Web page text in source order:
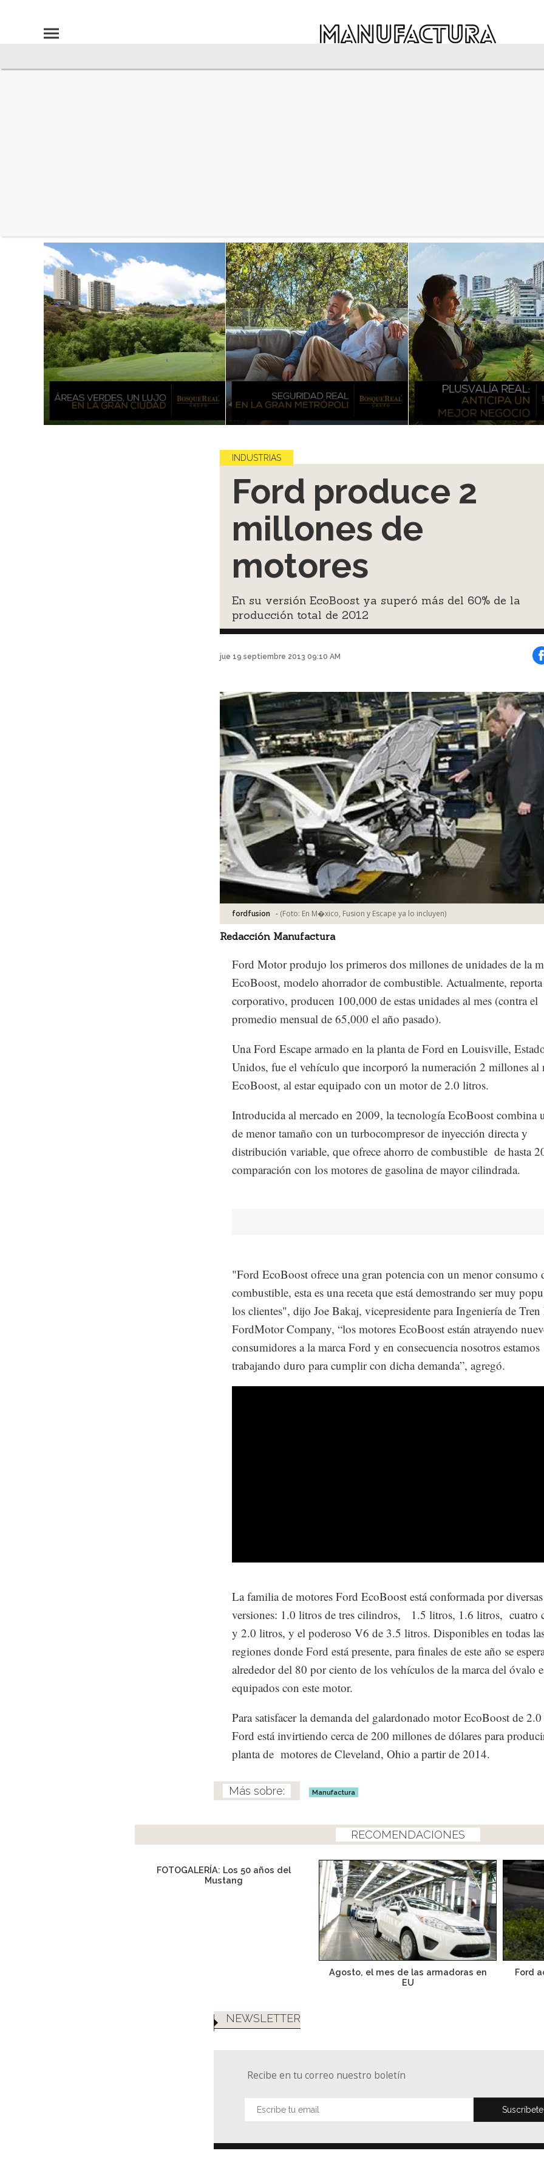
INDUSTRIAS
Ford produce 2
millones de
motores
En su versión EcoBoost ya superó más del 60% de la
producción total de 2012
jue 19 septiembre 2013 09:10 AM
fordfusion - (Foto: En M�xico, Fusion y Escape ya lo incluyen)
Redacción Manufactura
Ford Motor produjo los primeros dos millones de unidades de la
EcoBoost, modelo ahorrador de combustible. Actualmente,
corporativo, producen 100,000 de estas unidades al mes (contra el
promedio mensual de 65,000 el año pasado).
Una Ford Escape armado en la planta de Ford en Louisville,
Unidos, fue el vehículo que incorporó la numeración 2 millones al
EcoBoost, al estar equipado con un motor de 2.0 litros.
Introducida al mercado en 2009, la tecnología EcoBoost combina
de menor tamaño con un turbocompresor de inyección directa y
distribución variable, que ofrece ahorro de combustible de hasta
comparación con los motores de gasolina de mayor cilindrada.
"Ford EcoBoost ofrece una gran potencia con un menor consumo
combustible, esta es una receta que está demostrando ser muy
los clientes", dijo Joe Bakaj, vicepresidente para Ingeniería de
FordMotor Company, “los motores EcoBoost están atrayendo
consumidores a la marca Ford y en consecuencia nosotros estamos
trabajando duro para cumplir con dicha demanda”, agregó.
La familia de motores Ford EcoBoost está conformada por diversas
versiones: 1.0 litros de tres cilindros, 1.5 litros, 1.6 litros, cuatro
y 2.0 litros, y el poderoso V6 de 3.5 litros. Disponibles en todas
regiones donde Ford está presente, para finales de este año se
alrededor del 80 por ciento de los vehículos de la marca del óvalo
equipados con este motor.
Para satisfacer la demanda del galardonado motor EcoBoost de
Ford está invirtiendo cerca de 200 millones de dólares para
planta de motores de Cleveland, Ohio a partir de 2014.
Manufactura
RECOMENDACIONES
FOTOGALERÍA: Los 50 años del
Mustang
Agosto, el mes de las armadoras en
EU
Ford
NEWSLETTER
Recibe en tu correo nuestro boletín